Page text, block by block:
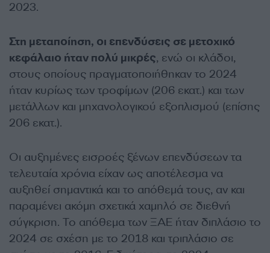
2023.
Στη μεταποίηση, οι επενδύσεις σε μετοχικό
κεφάλαιο ήταν πολύ μικρές, ενώ οι κλάδοι,
στους οποίους πραγματοποιήθηκαν το 2024
ήταν κυρίως των τροφίμων (206 εκατ.) και των
μετάλλων και μηχανολογικού εξοπλισμού (επίσης
206 εκατ.).
Οι αυξημένες εισροές ξένων επενδύσεων τα
τελευταία χρόνια είχαν ως αποτέλεσμα να
αυξηθεί σημαντικά και το απόθεμά τους, αν και
παραμένει ακόμη σχετικά χαμηλό σε διεθνή
σύγκριση. Το απόθεμα των ΞΑΕ ήταν διπλάσιο το
2024 σε σχέση με το 2018 και τριπλάσιο σε